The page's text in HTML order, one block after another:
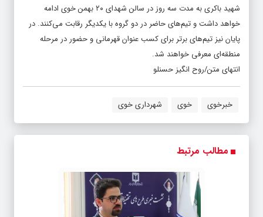
شهید باکری به مدت سه روز در سالن شهدای ۲۰ بهمن خوی ادامه
خواهد داشت و تیم‌های حاضر در دو گروه با یکدیگر رقابت می‌کنند. در
پایان نیز تیم‌های برتر برای کسب عنوان قهرمانی و حضور در مرحله
منطقه‌ای معرفی خواهند شد.
انتهای متن/روح انگیز حسنلو
خبرخوی خوی شهرداری خوی
مطالب مرتبط